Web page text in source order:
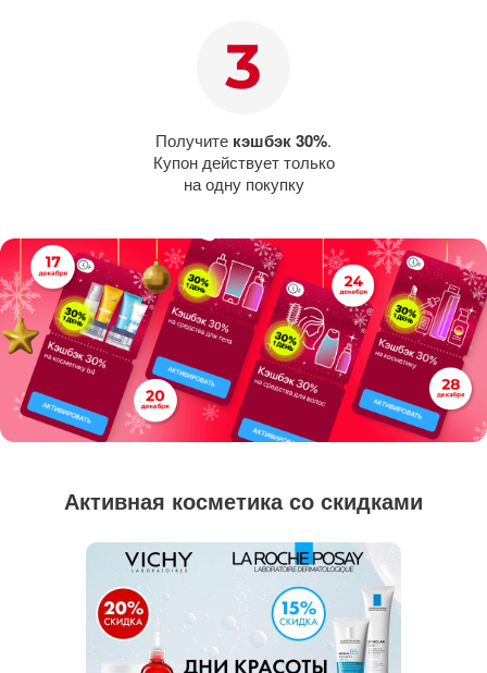
Получите кэшбэк 30%.
Купон действует только
на одну покупку
Активная косметика со скидками